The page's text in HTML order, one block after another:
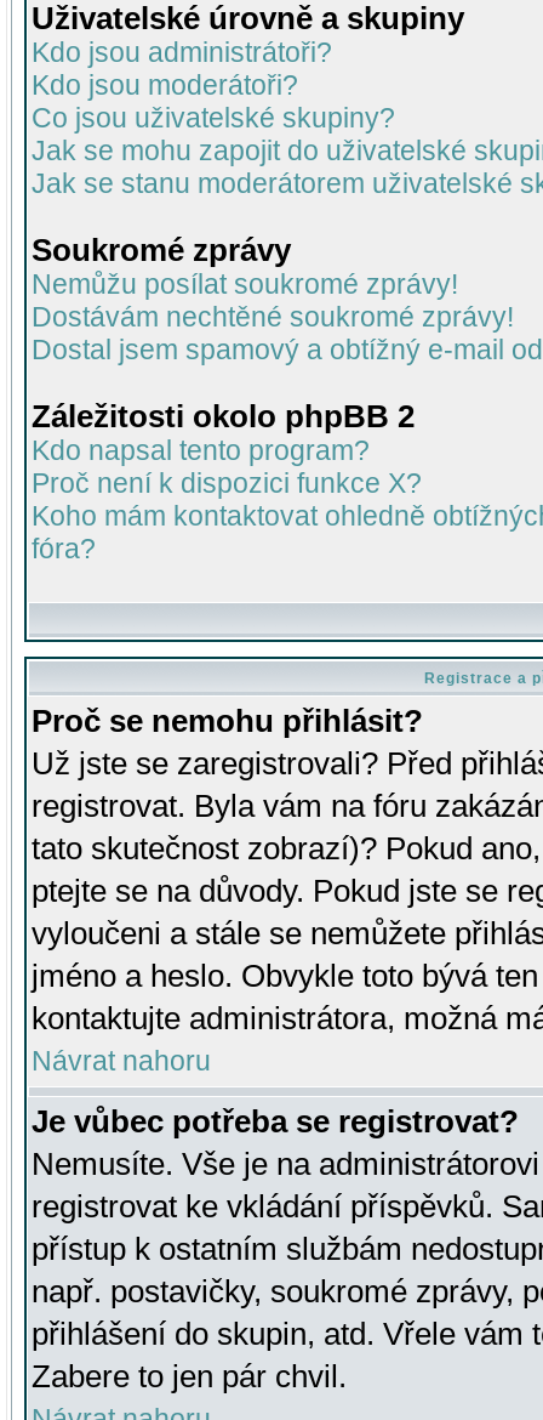
Uživatelské úrovně a skupiny
Kdo jsou administrátoři?
Kdo jsou moderátoři?
Co jsou uživatelské skupiny?
Jak se mohu zapojit do uživatelské
Jak se stanu moderátorem uživatelské
Soukromé zprávy
Nemůžu posílat soukromé zprávy!
Dostávám nechtěné soukromé zprávy!
Dostal jsem spamový a obtížný e-mail
Záležitosti okolo phpBB 2
Kdo napsal tento program?
Proč není k dispozici funkce X?
Koho mám kontaktovat ohledně
fóra?
Registrace a
Proč se nemohu přihlásit?
Už jste se zaregistrovali? Před
registrovat. Byla vám na fóru
tato skutečnost zobrazí)? Pokud
ptejte se na důvody. Pokud jste se
vyloučeni a stále se nemůžete
jméno a heslo. Obvykle toto bývá
kontaktujte administrátora, možná
Návrat nahoru
Je vůbec potřeba se registrovat?
Nemusíte. Vše je na
registrovat ke vkládání příspěvků.
přístup k ostatním službám
např. postavičky, soukromé zprávy,
přihlášení do skupin, atd. Vřele vám
Zabere to jen pár chvil.